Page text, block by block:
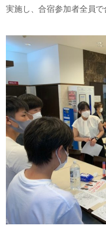
実施し、合宿参加者全員で